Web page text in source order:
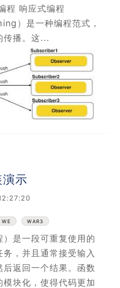
程 响应式编程
）是一种编程范式，
传播。这...
示
WE WAR3
是一段可重复使用的
，并且通常接受输入
后返回一个结果。函数
块化，使得代码更加